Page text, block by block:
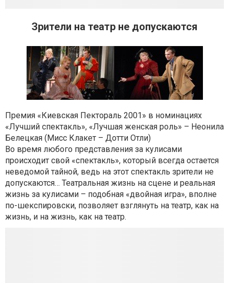
Зрители на театр не допускаются
Премия «Киевская Пектораль 2001» в номинациях
«Лучший спектакль», «Лучшая женская роль» – Неонила
Белецкая (Мисс Клакет – Дотти Отли)
Во время любого представления за кулисами
происходит свой «спектакль», который всегда остается
неведомой тайной, ведь на этот спектакль зрители не
допускаются… Театральная жизнь на сцене и реальная
жизнь за кулисами – подобная «двойная игра», вполне
по-шекспировски, позволяет взглянуть на театр, как на
жизнь, и на жизнь, как на театр.